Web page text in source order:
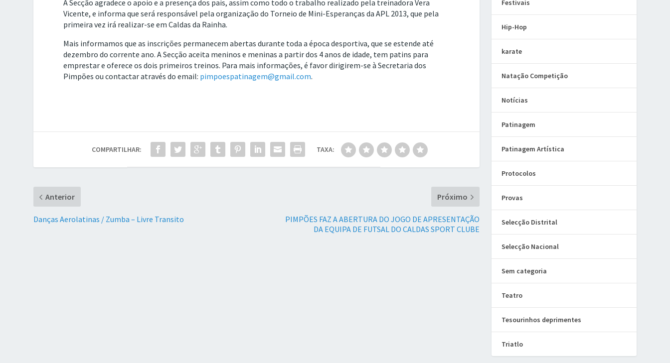
A Secção agradece o apoio e a presença dos pais, assim como todo o trabalho realizado pela treinadora Vera
Vicente, e informa que será responsável pela organização do Torneio de Mini-Esperanças da APL 2013, que pela
primeira vez irá realizar-se em Caldas da Rainha.
Mais informamos que as inscrições permanecem abertas durante toda a época desportiva, que se estende até
dezembro do corrente ano. A Secção aceita meninos e meninas a partir dos 4 anos de idade, tem patins para
emprestar e oferece os dois primeiros treinos. Para mais informações, é favor dirigirem-se à Secretaria dos
Pimpões ou contactar através do email: pimpoespatinagem@gmail.com.
COMPARTILHAR: TAXA:
Anterior
Danças Aerolatinas / Zumba – Livre Transito
Próximo
PIMPÕES FAZ A ABERTURA DO JOGO DE APRESENTAÇÃO
DA EQUIPA DE FUTSAL DO CALDAS SPORT CLUBE
Festivais
Hip-Hop
karate
Natação Competição
Notícias
Patinagem
Patinagem Artística
Protocolos
Provas
Selecção Distrital
Selecção Nacional
Sem categoria
Teatro
Tesourinhos deprimentes
Triatlo